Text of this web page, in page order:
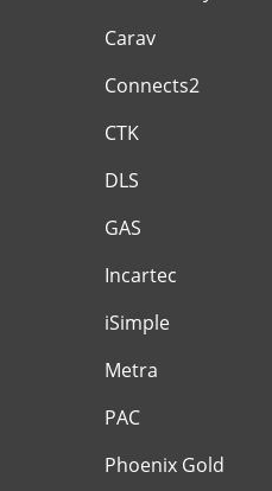
Carav
Connects2
CTK
DLS
GAS
Incartec
iSimple
Metra
PAC
Phoenix Gold